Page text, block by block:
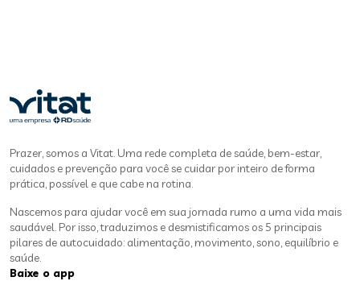
Prazer, somos a Vitat. Uma rede completa de saúde, bem-estar,
cuidados e prevenção para você se cuidar por inteiro de forma
prática, possível e que cabe na rotina.
Nascemos para ajudar você em sua jornada rumo a uma vida mais
saudável. Por isso, traduzimos e desmistificamos os 5 principais
pilares de autocuidado: alimentação, movimento, sono, equilíbrio e
saúde.
Baixe o app